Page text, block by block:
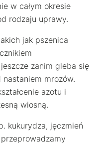
w całym okresie
rodzaju uprawy.
jak pszenica
zanim gleba się
mrozów.
azotu i
wiosną.
kukurydza, jęczmień